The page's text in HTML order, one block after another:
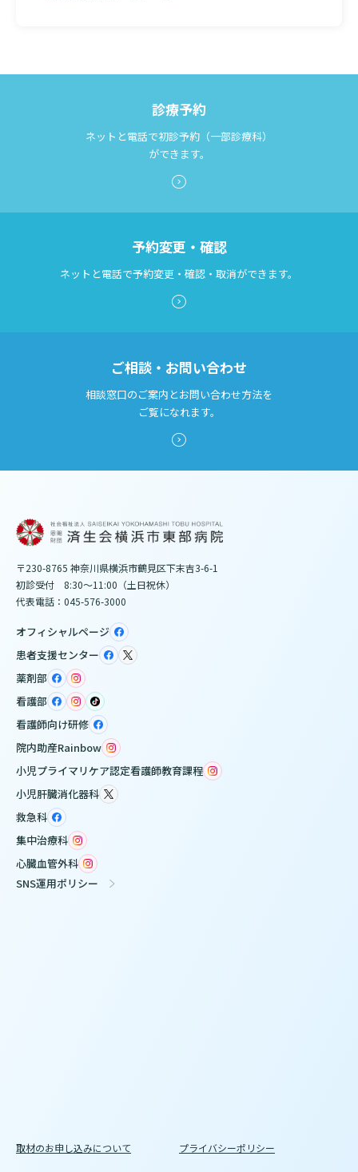
診断書等文書のお申込みについて
診療記録（カルテ）の開示について
診療予約
ネットと電話で初診予約（一部診療科）
ができます。
予約変更・確認
ネットと電話で予約変更・確認・取消ができます。
ご相談・お問い合わせ
相談窓口のご案内とお問い合わせ方法を
ご覧になれます。
〒230-8765 神奈川県横浜市鶴見区下末吉3-6-1
初診受付 8:30～11:00（土日祝休）
代表電話：045-576-3000
オフィシャルページ
患者支援センター
薬剤部
看護部
看護師向け研修
院内助産Rainbow
小児プライマリケア認定看護師教育課程
小児肝臓消化器科
救急科
集中治療科
心臓血管外科
SNS運用ポリシー
取材のお申し込みについて プライバシーポリシー